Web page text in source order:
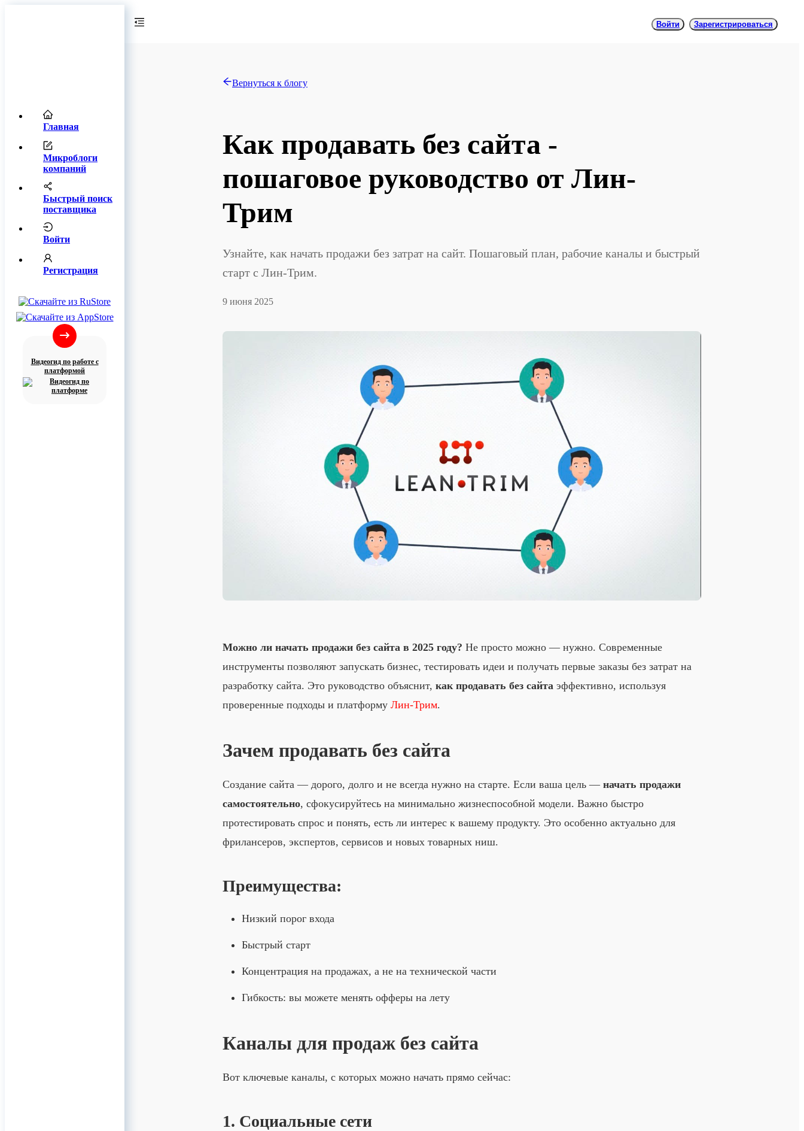
Главная
Микроблоги
компаний
Быстрый поиск
поставщика
Войти
Регистрация
Видеогид по работе с
платформой
Войти Зарегистрироваться
Вернуться к блогу
Как продавать без сайта -
пошаговое руководство от Лин-
Трим
Узнайте, как начать продажи без затрат на сайт. Пошаговый план, рабочие каналы и быстрый
старт с Лин-Трим.
9 июня 2025
Можно ли начать продажи без сайта в 2025 году? Не просто можно — нужно. Современные
инструменты позволяют запускать бизнес, тестировать идеи и получать первые заказы без затрат на
разработку сайта. Это руководство объяснит, как продавать без сайта эффективно, используя
проверенные подходы и платформу Лин-Трим.
Зачем продавать без сайта
Создание сайта — дорого, долго и не всегда нужно на старте. Если ваша цель — начать продажи
самостоятельно, сфокусируйтесь на минимально жизнеспособной модели. Важно быстро
протестировать спрос и понять, есть ли интерес к вашему продукту. Это особенно актуально для
фрилансеров, экспертов, сервисов и новых товарных ниш.
Преимущества:
Низкий порог входа
Быстрый старт
Концентрация на продажах, а не на технической части
Гибкость: вы можете менять офферы на лету
Каналы для продаж без сайта
Вот ключевые каналы, с которых можно начать прямо сейчас:
1. Социальные сети